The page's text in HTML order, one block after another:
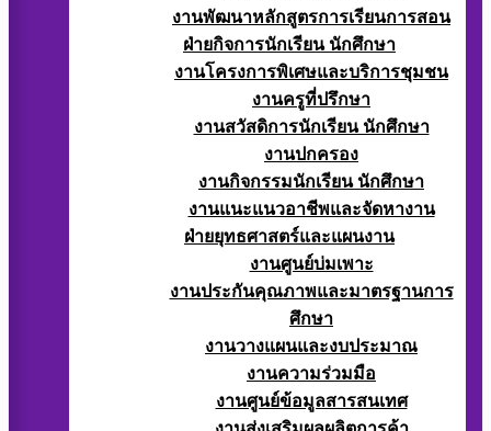
งานพัฒนาหลักสูตรการเรียนการสอน
ฝ่ายกิจการนักเรียน นักศึกษา
งานโครงการพิเศษและบริการชุมชน
งานครูที่ปรึกษา
งานสวัสดิการนักเรียน นักศึกษา
งานปกครอง
งานกิจกรรมนักเรียน นักศึกษา
งานแนะแนวอาชีพและจัดหางาน
ฝ่ายยุทธศาสตร์และแผนงาน
งานศูนย์บ่มเพาะ
งานประกันคุณภาพและมาตรฐานการ
ศึกษา
งานวางแผนและงบประมาณ
งานความร่วมมือ
งานศูนย์ข้อมูลสารสนเทศ